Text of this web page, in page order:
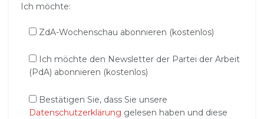
Ich möchte:
ZdA-Wochenschau abonnieren (kostenlos)
Ich möchte den Newsletter der Partei der Arbeit
(PdA) abonnieren (kostenlos)
Bestätigen Sie, dass Sie unsere
Datenschutzerklärung gelesen haben und diese